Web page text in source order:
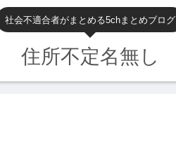
社会不適合者がまとめる5chまとめブログ
住所不定名無し